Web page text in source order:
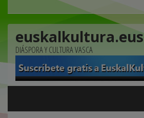
euskalkultura.eus
DIÁSPORA Y CULTURA VASCA